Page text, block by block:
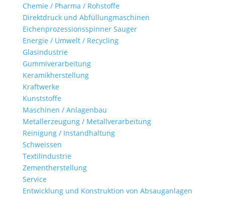
Chemie / Pharma / Rohstoffe
Direktdruck und Abfüllungmaschinen
Eichenprozessionsspinner Sauger
Energie / Umwelt / Recycling
Glasindustrie
Gummiverarbeitung
Keramikherstellung
Kraftwerke
Kunststoffe
Maschinen / Anlagenbau
Metallerzeugung / Metallverarbeitung
Reinigung / Instandhaltung
Schweissen
Textilindustrie
Zementherstellung
Service
Entwicklung und Konstruktion von Absauganlagen